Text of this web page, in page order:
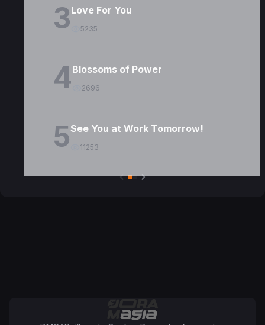
3Love For You
5235
4Blossoms of Power
2696
5See You at Work Tomorrow!
11253